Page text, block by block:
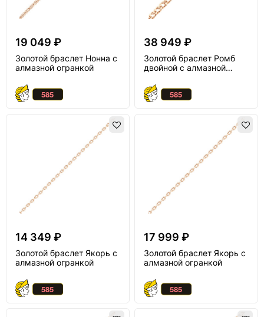
19 049 ₽
Золотой браслет Нонна с
алмазной огранкой
38 949 ₽
Золотой браслет Ромб
двойной с алмазной
14 349 ₽
Золотой браслет Якорь с
алмазной огранкой
17 999 ₽
Золотой браслет Якорь с
алмазной огранкой